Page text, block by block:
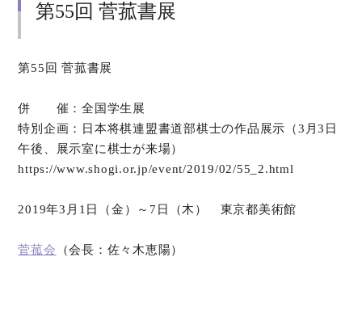
第55回 菅菰書展
第55回 菅菰書展
併 催：全国学生展
特別企画：日本将棋連盟書道部棋士の作品展示（3月3日
午後、展示室に棋士が来場）
https://www.shogi.or.jp/event/2019/02/55_2.html
2019年3月1日（金）～7日（木） 東京都美術館
菅菰会 （会長：佐々木恵陽）